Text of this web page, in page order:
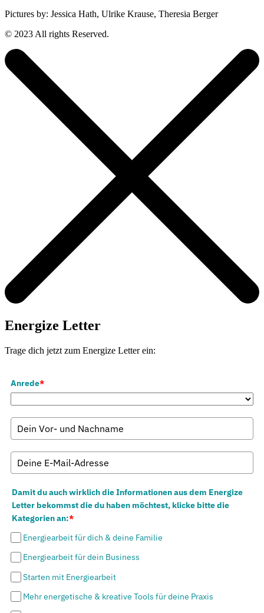
Pictures by: Jessica Hath, Ulrike Krause, Theresia Berger
© 2023 All rights Reserved.
Energize Letter
Trage dich jetzt zum Energize Letter ein:
Anrede*
Damit du auch wirklich die Informationen aus dem Energize
Letter bekommst die du haben möchtest, klicke bitte die
Kategorien an:*
Energiearbeit für dich & deine Familie
Energiearbeit für dein Business
Starten mit Energiearbeit
Mehr energetische & kreative Tools für deine Praxis